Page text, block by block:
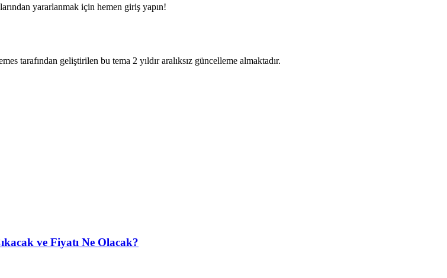
yararlanmak için hemen giriş yapın!
tarafından geliştirilen bu tema 2 yıldır aralıksız güncelleme almaktadır.
ve Fiyatı Ne Olacak?